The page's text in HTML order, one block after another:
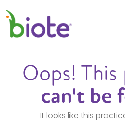
Oops!
can't be
It looks like this